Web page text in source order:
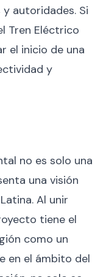
autoridades. Si
Tren Eléctrico
el inicio de una
y
no es solo una
una visión
Al unir
tiene el
como un
en el ámbito del